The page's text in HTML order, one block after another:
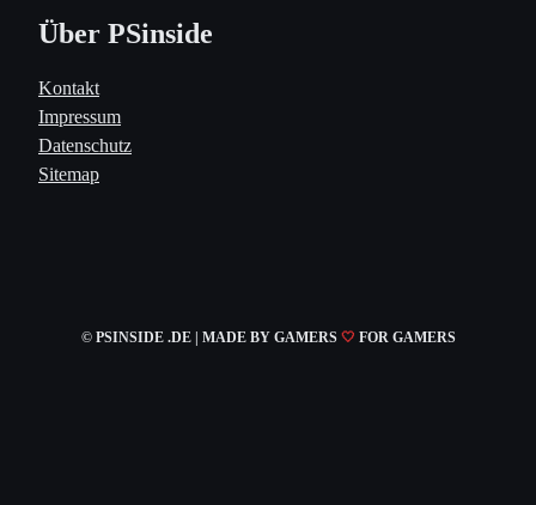
Über PSinside
Kontakt
Impressum
Datenschutz
Sitemap
© PSINSIDE .DE | MADE BY GAMERS 🤍 FOR GAMERS